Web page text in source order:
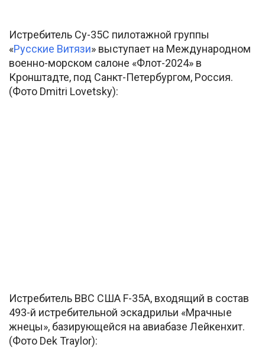
Истребитель Су-35С пилотажной группы
«Русские Витязи» выступает на Международном
военно-морском салоне «Флот-2024» в
Кронштадте, под Санкт-Петербургом, Россия.
(Фото Dmitri Lovetsky):
Истребитель ВВС США F-35A, входящий в состав
493-й истребительной эскадрильи «Мрачные
жнецы», базирующейся на авиабазе Лейкенхит.
(Фото Dek Traylor):